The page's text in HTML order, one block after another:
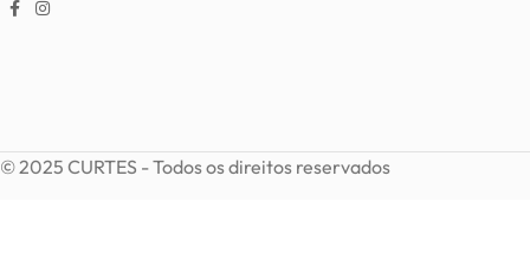
© 2025 CURTES - Todos os direitos reservados